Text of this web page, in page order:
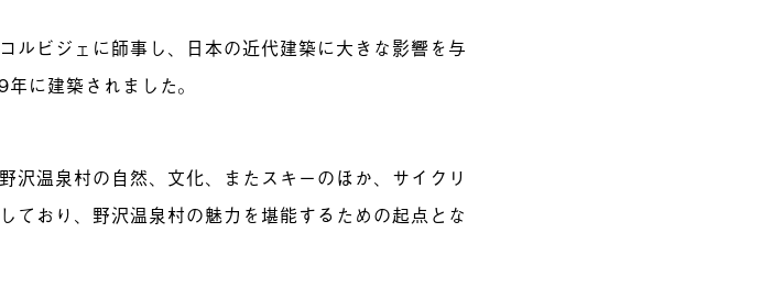
ルビジェに師事し、日本の近代建築に大きな影響を与
に建築されました。
沢温泉村の自然、文化、またスキーのほか、サイクリ
ており、野沢温泉村の魅力を堪能するための起点とな